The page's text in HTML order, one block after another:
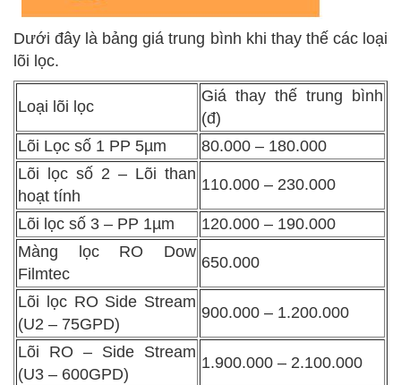
Dưới đây là bảng giá trung bình khi thay thế các loại
lõi lọc.
Loại lõi lọc
Giá thay thế trung bình
(đ)
Lõi Lọc số 1 PP 5µm
80.000 – 180.000
Lõi lọc số 2 – Lõi than
hoạt tính
110.000 – 230.000
Lõi lọc số 3 – PP 1µm
120.000 – 190.000
Màng lọc RO Dow
Filmtec
650.000
Lõi lọc RO Side Stream
(U2 – 75GPD)
900.000 – 1.200.000
Lõi RO – Side Stream
(U3 – 600GPD)
1.900.000 – 2.100.000